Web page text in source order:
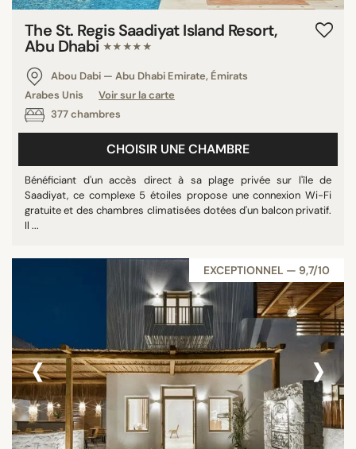
Inde
Jordanie
Qatar
Brésil
Israël
Paraguay
Maldives
Autriche
Seychelles
Philippines
Chine
Liban
Serbie
Belize
Colombie
The St. Regis Saadiyat Island Resort,
Abu Dhabi★★★★★
Abou Dabi — Abu Dhabi Emirate, Émirats
Arabes Unis
Voir sur la carte
377 chambres
CHOISIR UNE CHAMBRE
Bénéficiant d'un accès direct à sa plage privée sur l'île de
Saadiyat, ce complexe 5 étoiles propose une connexion Wi-Fi
gratuite et des chambres climatisées dotées d'un balcon privatif.
Il ...
EXCEPTIONNEL — 9,7/10
‹ ›